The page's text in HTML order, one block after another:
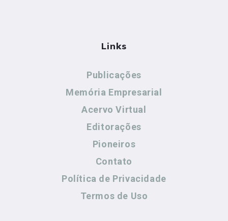
Links
Publicações
Memória Empresarial
Acervo Virtual
Editorações
Pioneiros
Contato
Política de Privacidade
Termos de Uso